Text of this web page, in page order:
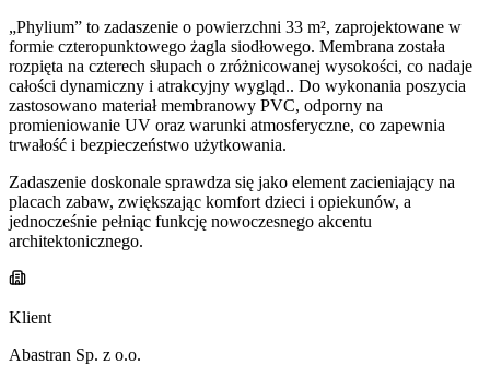
„Phylium” to zadaszenie o powierzchni 33 m², zaprojektowane w
formie czteropunktowego żagla siodłowego. Membrana została
rozpięta na czterech słupach o zróżnicowanej wysokości, co nadaje
całości dynamiczny i atrakcyjny wygląd.. Do wykonania poszycia
zastosowano materiał membranowy PVC, odporny na
promieniowanie UV oraz warunki atmosferyczne, co zapewnia
trwałość i bezpieczeństwo użytkowania.
Zadaszenie doskonale sprawdza się jako element zacieniający na
placach zabaw, zwiększając komfort dzieci i opiekunów, a
jednocześnie pełniąc funkcję nowoczesnego akcentu
architektonicznego.
Klient
Abastran Sp. z o.o.